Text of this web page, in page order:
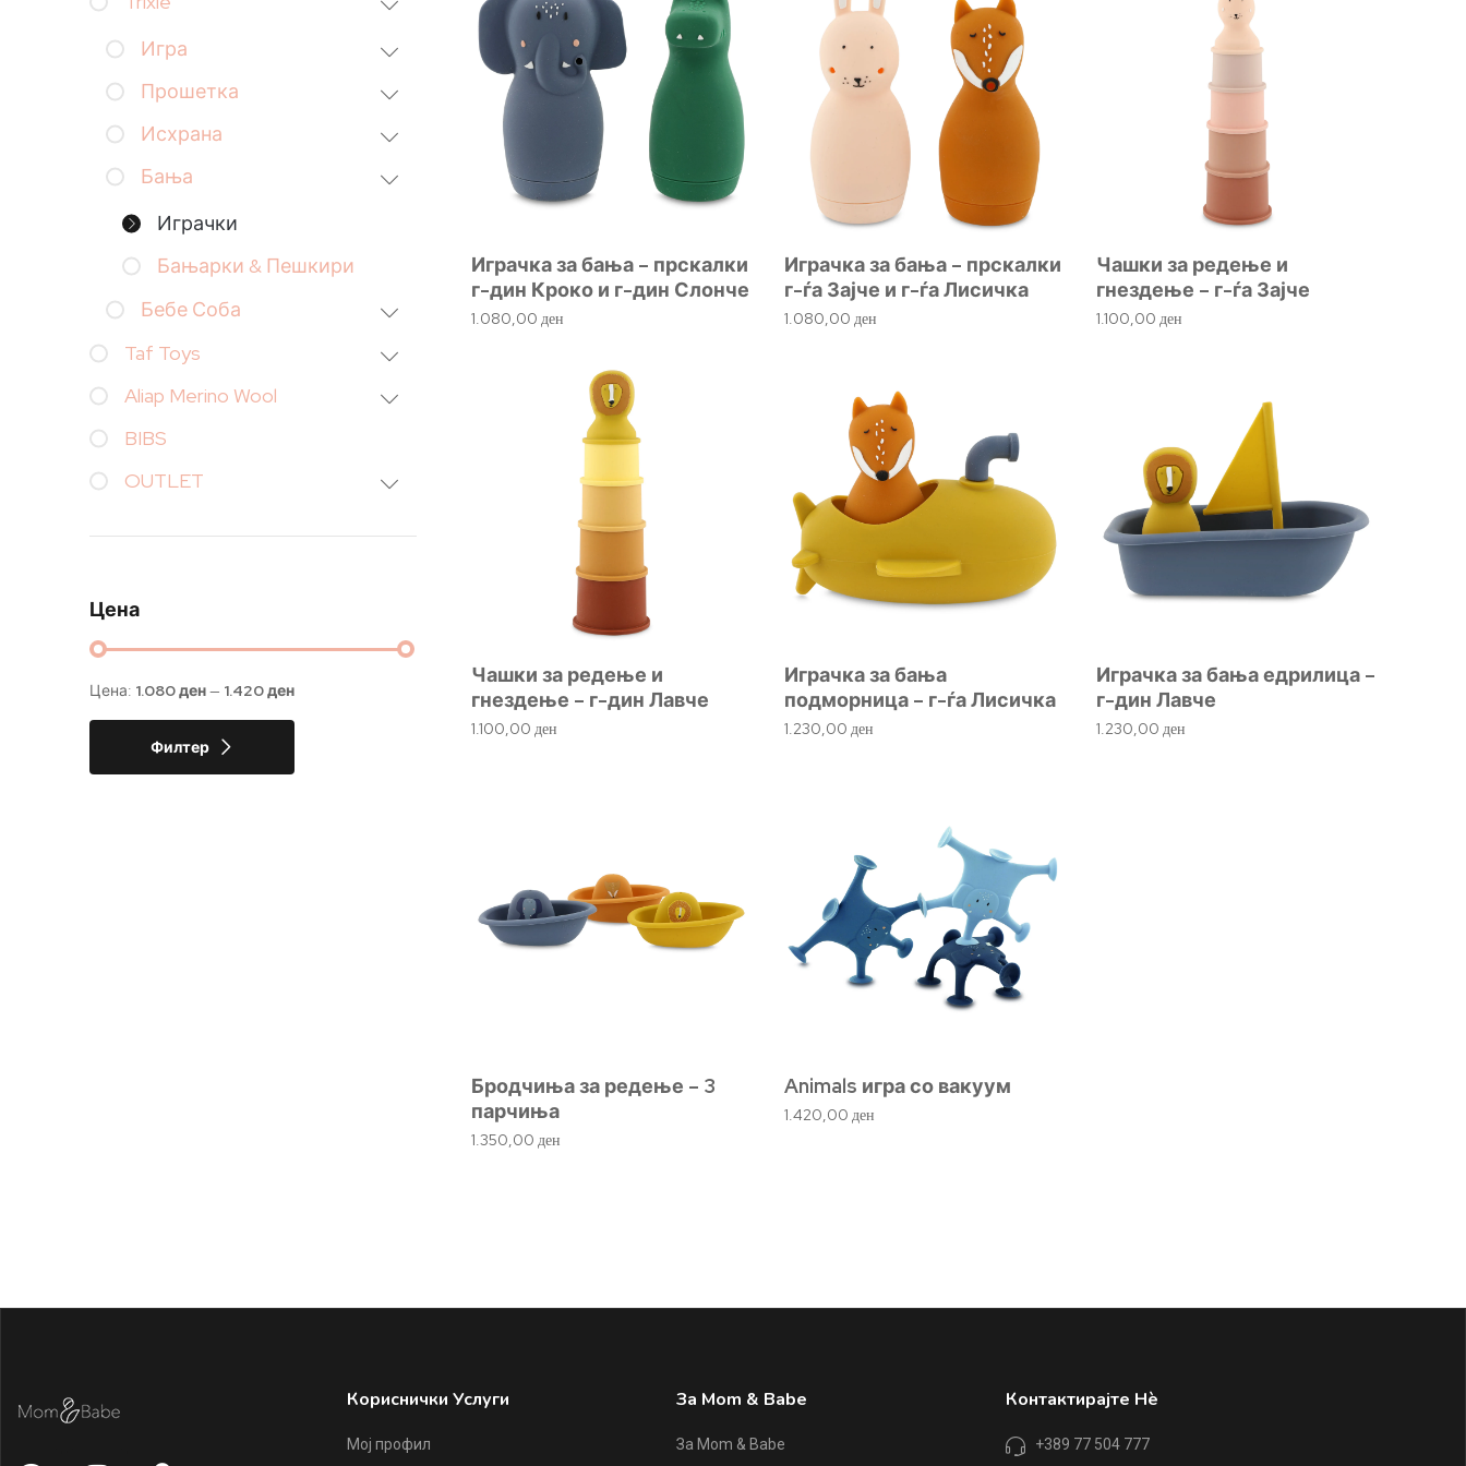
Играчка за бања – прскалки
г-дин Кроко и г-дин Слонче
1.080,00 ден
Играчка за бања – прскалки
г-ѓа Зајче и г-ѓа Лисичка
1.080,00 ден
Чашки за редење и
гнездење – г-ѓа Зајче
1.100,00 ден
Чашки за редење и
гнездење – г-дин Лавче
1.100,00ден
Играчка за бања
подморница – г-ѓа Лисичка
1.230,00 ден
Играчка за бања едрилица –
г-дин Лавче
1.230,00ден
Бродчиња за редење – 3
парчиња
1.350,00 ден
Animals игра со вакуум
1.420,00 ден
Игра
Прошетка
Исхрана
Бања
Играчки
Бањарки & Пешкири
Бебе Соба
Taf Toys
Aliap Merino Wool
BIBS
OUTLET
Цена
Филтер
Цена: 1.080 ден— 1.420 ден
Кориснички Услуги
Мој профил
За Mom & Babe
За Mom & Babe
Контактирајте Нè
+389 77 504 777